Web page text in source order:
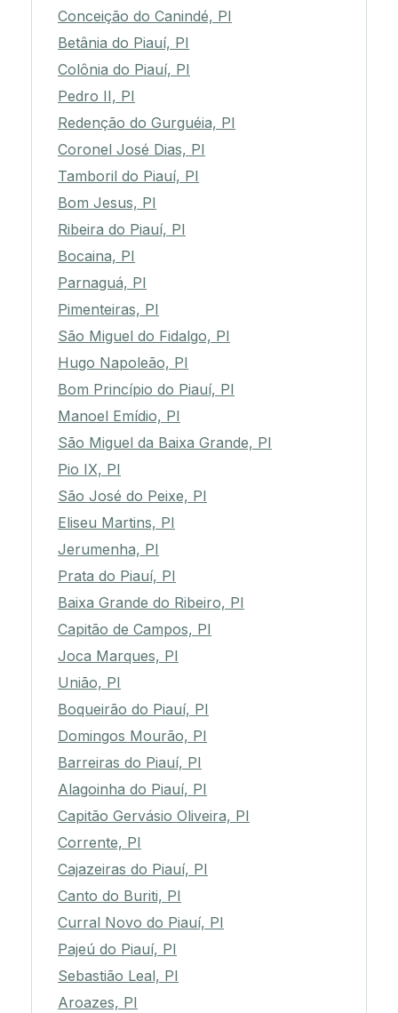
Conceição do Canindé, PI
Betânia do Piauí, PI
Colônia do Piauí, PI
Pedro II, PI
Redenção do Gurguéia, PI
Coronel José Dias, PI
Tamboril do Piauí, PI
Bom Jesus, PI
Ribeira do Piauí, PI
Bocaina, PI
Parnaguá, PI
Pimenteiras, PI
São Miguel do Fidalgo, PI
Hugo Napoleão, PI
Bom Princípio do Piauí, PI
Manoel Emídio, PI
São Miguel da Baixa Grande, PI
Pio IX, PI
São José do Peixe, PI
Eliseu Martins, PI
Jerumenha, PI
Prata do Piauí, PI
Baixa Grande do Ribeiro, PI
Capitão de Campos, PI
Joca Marques, PI
União, PI
Boqueirão do Piauí, PI
Domingos Mourão, PI
Barreiras do Piauí, PI
Alagoinha do Piauí, PI
Capitão Gervásio Oliveira, PI
Corrente, PI
Cajazeiras do Piauí, PI
Canto do Buriti, PI
Curral Novo do Piauí, PI
Pajeú do Piauí, PI
Sebastião Leal, PI
Aroazes, PI